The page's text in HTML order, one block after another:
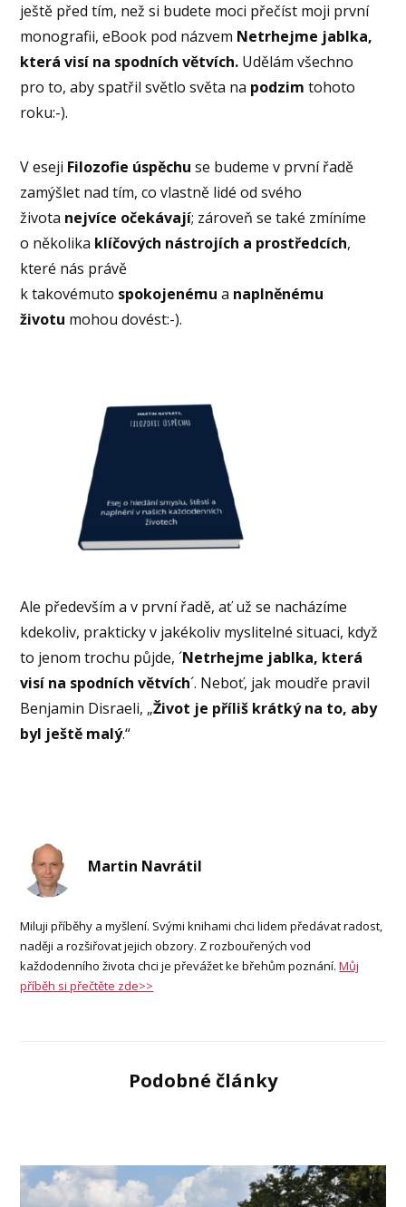
ještě před tím, než si budete moci přečíst moji první
monografii, eBook pod názvem Netrhejme jablka,
která visí na spodních větvích. Udělám všechno
pro to, aby spatřil světlo světa na podzim tohoto
roku:-).
V eseji Filozofie úspěchu se budeme v první řadě
zamýšlet nad tím, co vlastně lidé od svého
života nejvíce očekávají; zároveň se také zmíníme
o několika klíčových nástrojích a prostředcích,
které nás právě
k takovémuto spokojenému a naplněnému
životu mohou dovést:-).
Ale především a v první řadě, ať už se nacházíme
kdekoliv, prakticky v jakékoliv myslitelné situaci, když
to jenom trochu půjde, ´Netrhejme jablka, která
visí na spodních větvích´. Neboť, jak moudře pravil
Benjamin Disraeli, „Život je příliš krátký na to, aby
byl ještě malý.“
Martin Navrátil
Miluji příběhy a myšlení. Svými knihami chci lidem předávat radost,
naději a rozšiřovat jejich obzory. Z rozbouřených vod
každodenního života chci je převážet ke břehům poznání.Můj
příběh si přečtěte zde>>
Podobné články